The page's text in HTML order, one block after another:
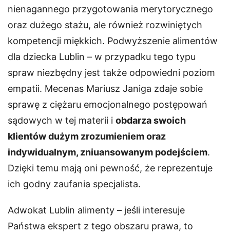
nienagannego przygotowania merytorycznego
oraz dużego stażu, ale również rozwiniętych
kompetencji miękkich. Podwyższenie alimentów
dla dziecka Lublin – w przypadku tego typu
spraw niezbędny jest także odpowiedni poziom
empatii. Mecenas Mariusz Janiga zdaje sobie
sprawę z ciężaru emocjonalnego postępowań
sądowych w tej materii i obdarza swoich
klientów dużym zrozumieniem oraz
indywidualnym, zniuansowanym podejściem.
Dzięki temu mają oni pewność, że reprezentuje
ich godny zaufania specjalista.
Adwokat Lublin alimenty – jeśli interesuje
Państwa ekspert z tego obszaru prawa, to